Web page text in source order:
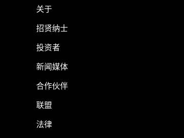
关于
招贤纳士
投资者
新闻媒体
合作伙伴
联盟
法律